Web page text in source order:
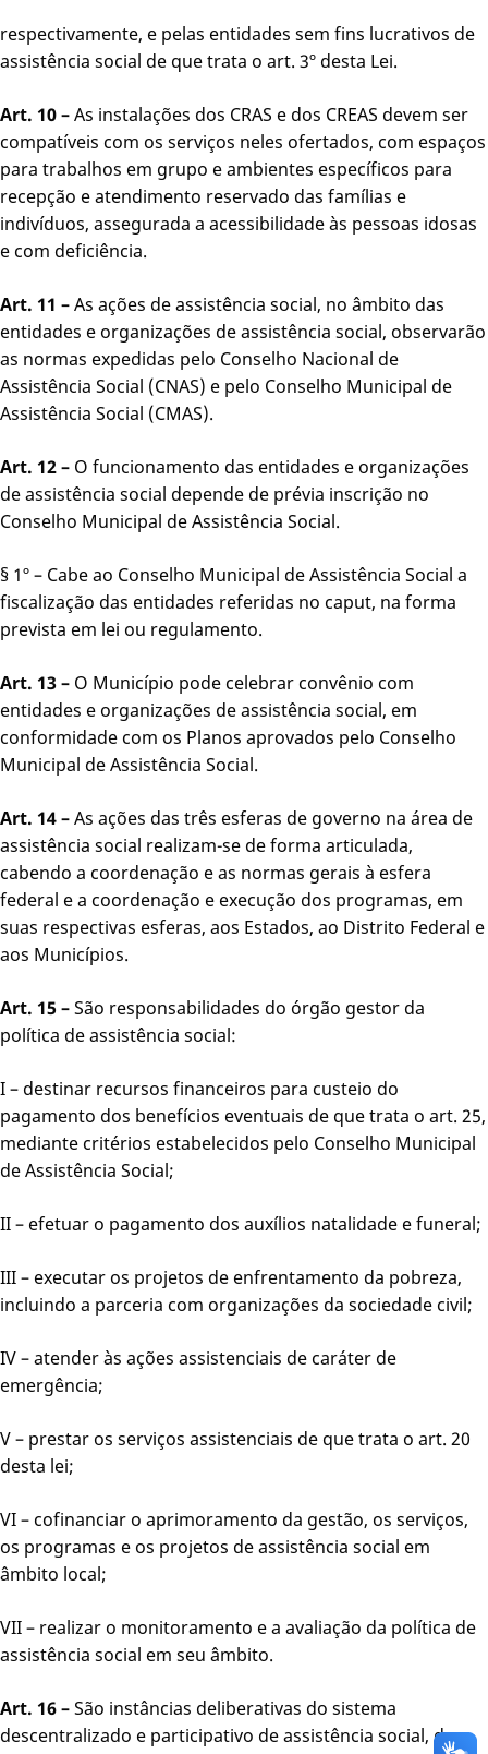
respectivamente, e pelas entidades sem fins lucrativos de
assistência social de que trata o art. 3º desta Lei.
Art. 10 –As instalações dos CRAS e dos CREAS devem ser
compatíveis com os serviços neles ofertados, com espaços
para trabalhos em grupo e ambientes específicos para
recepção e atendimento reservado das famílias e
indivíduos, assegurada a acessibilidade às pessoas idosas
e com deficiência.
Art. 11 –As ações de assistência social, no âmbito das
entidades e organizações de assistência social, observarão
as normas expedidas pelo Conselho Nacional de
Assistência Social (CNAS) e pelo Conselho Municipal de
Assistência Social (CMAS).
Art. 12 – O funcionamento das entidades e organizações
de assistência social depende de prévia inscrição no
Conselho Municipal de Assistência Social.
§ 1º – Cabe ao Conselho Municipal de Assistência Social a
fiscalização das entidades referidas no caput, na forma
prevista em lei ou regulamento.
Art. 13 – O Município pode celebrar convênio com
entidades e organizações de assistência social, em
conformidade com os Planos aprovados pelo Conselho
Municipal de Assistência Social.
Art. 14 –As ações das três esferas de governo na área de
assistência social realizam-se de forma articulada,
cabendo a coordenação e as normas gerais à esfera
federal e a coordenação e execução dos programas, em
suas respectivas esferas, aos Estados, ao Distrito Federal e
aos Municípios.
Art. 15 –São responsabilidades do órgão gestor da
política de assistência social:
I – destinar recursos financeiros para custeio do
pagamento dos benefícios eventuais de que trata o art. 25,
mediante critérios estabelecidos pelo Conselho Municipal
de Assistência Social;
II – efetuar o pagamento dos auxílios natalidade e funeral;
III – executar os projetos de enfrentamento da pobreza,
incluindo a parceria com organizações da sociedade civil;
IV – atender às ações assistenciais de caráter de
emergência;
V – prestar os serviços assistenciais de que trata o art. 20
desta lei;
VI – cofinanciar o aprimoramento da gestão, os serviços,
os programas e os projetos de assistência social em
âmbito local;
VII – realizar o monitoramento e a avaliação da política de
assistência social em seu âmbito.
Art. 16 –São instâncias deliberativas do sistema
descentralizado e participativo de assistência social, de